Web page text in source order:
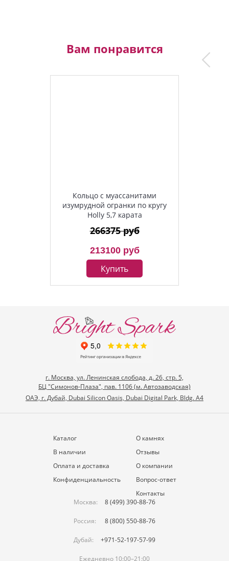
Вам понравится
Кольцо с муассанитами
изумрудной огранки по кругу
Holly 5,7 карата
266375 руб
213100 руб
Купить
г. Москва, ул. Ленинская слобода, д. 26, стр. 5,
БЦ "Симонов-Плаза", пав. 1106 (м. Автозаводская)
ОАЭ, г. Дубай, Dubai Silicon Oasis, Dubai Digital Park, Bldg. A4
Каталог
В наличии
Оплата и доставка
Конфиденциальность
О камнях
Отзывы
О компании
Вопрос-ответ
Контакты
Москва:
8 (499) 390-88-76
Россия: 8 (800) 550-88-76
Дубай: +971-52-197-57-99
Ежедневно 10:00–21:00